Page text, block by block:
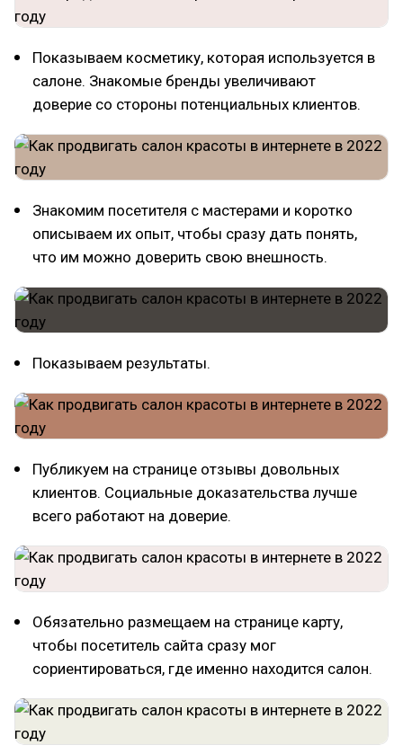
Показываем косметику, которая используется в
салоне. Знакомые бренды увеличивают
доверие со стороны потенциальных клиентов.
Знакомим посетителя с мастерами и коротко
описываем их опыт, чтобы сразу дать понять,
что им можно доверить свою внешность.
Показываем результаты.
Публикуем на странице отзывы довольных
клиентов. Социальные доказательства лучше
всего работают на доверие.
Обязательно размещаем на странице карту,
чтобы посетитель сайта сразу мог
сориентироваться, где именно находится салон.